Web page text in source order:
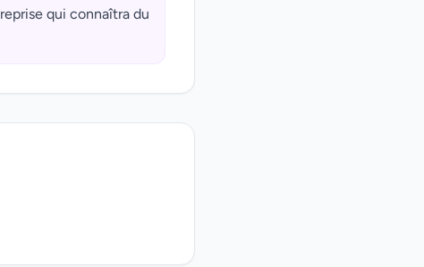
qui connaîtra du